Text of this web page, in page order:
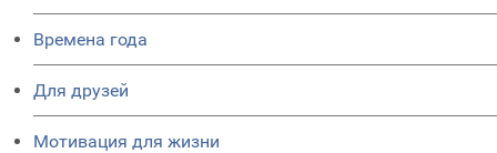
Времена года
Для друзей
Мотивация для жизни